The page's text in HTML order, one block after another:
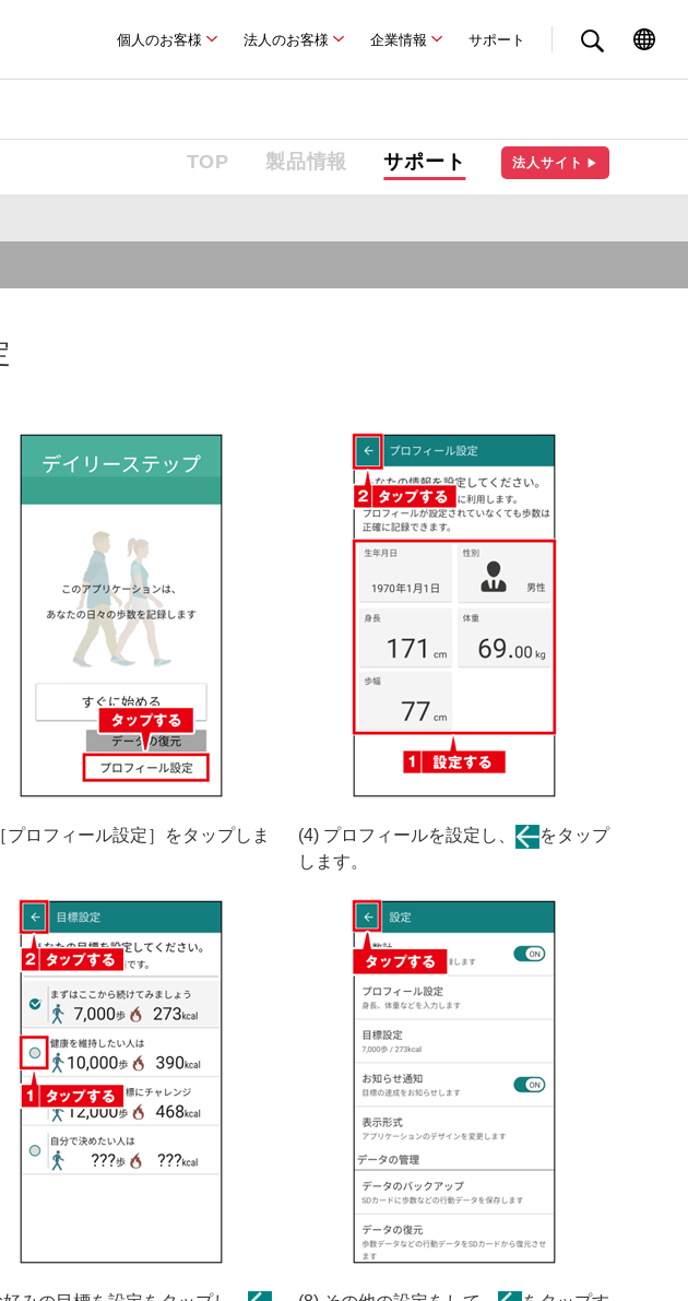
個人のお客様 法人のお客様 企業情報 サポート
TOP 製品情報 サポート 法人サイト ▶
プロフィール設定］をタップしま
(4) プロフィールを設定し、
をタップ
します。